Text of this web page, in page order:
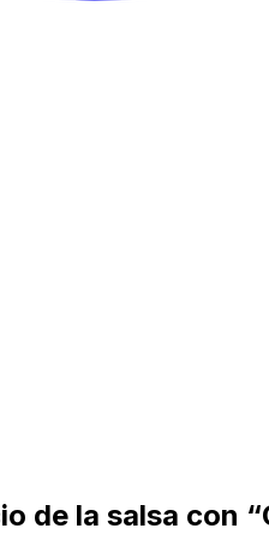
de la salsa con